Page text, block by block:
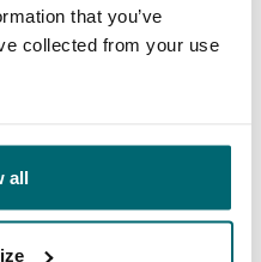
that you’ve
collected from your use
all
als Hengelsport
karper-trips met
af om met onze
Vanaf dag 1 is The
partner. Bij The